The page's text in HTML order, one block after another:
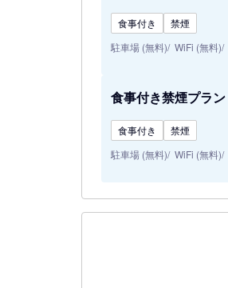
食事付き
禁煙
駐車場 (無料) WiFi (無料)
食事付き禁煙プラン
食事付き
禁煙
駐車場 (無料) WiFi (無料)